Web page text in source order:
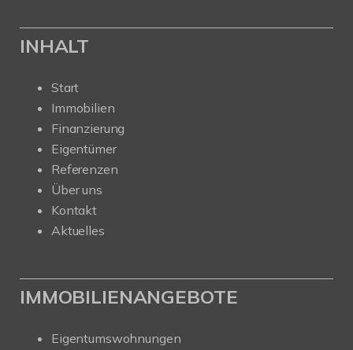
INHALT
Start
Immobilien
Finanzierung
Eigentümer
Referenzen
Über uns
Kontakt
Aktuelles
IMMOBILIENANGEBOTE
Eigentumswohnungen